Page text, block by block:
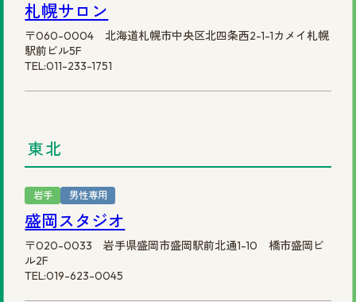
サイトマッププライバシーポリシー 会社概要 円形脱毛症.com
©2025 株式会社スヴェンソン.
札幌サロン
〒060-0004 北海道札幌市中央区北四条西2-1-1カメイ札幌
駅前ビル5F
TEL:011-233-1751
東北
岩手 男性専用
盛岡スタジオ
〒020-0033 岩手県盛岡市盛岡駅前北通1-10 橋市盛岡ビ
ル2F
TEL:019-623-0045